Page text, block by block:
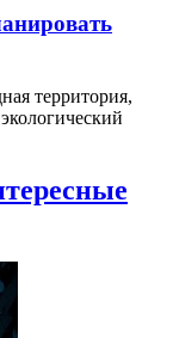
территория,